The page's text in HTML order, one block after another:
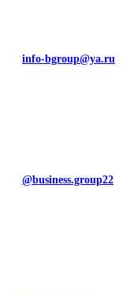
info-bgroup@ya.ru
@business.group22